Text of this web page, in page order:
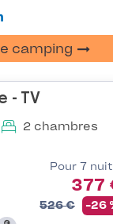
camping
- TV
2 chambres
Pour 7
377
526 € -26